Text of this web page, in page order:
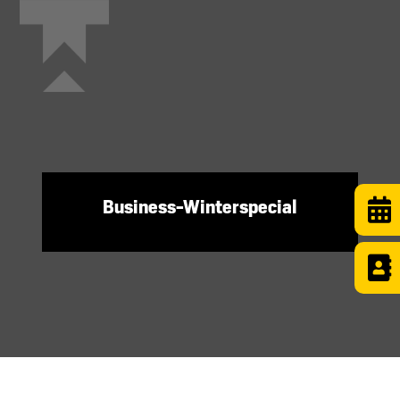
Business-Winterspecial 
